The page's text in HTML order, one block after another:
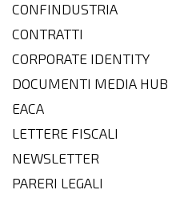
CONFINDUSTRIA
CONTRATTI
CORPORATE IDENTITY
DOCUMENTI MEDIA HUB
EACA
LETTERE FISCALI
NEWSLETTER
PARERI LEGALI